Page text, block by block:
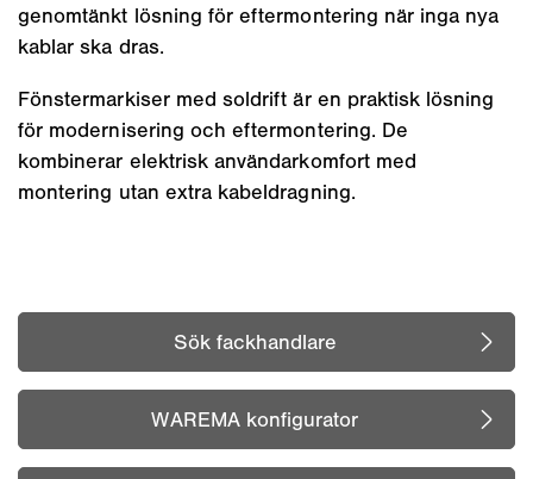
genomtänkt lösning för eftermontering när inga nya
kablar ska dras.
Fönstermarkiser med soldrift är en praktisk lösning
för modernisering och eftermontering. De
kombinerar elektrisk användarkomfort med
montering utan extra kabeldragning.